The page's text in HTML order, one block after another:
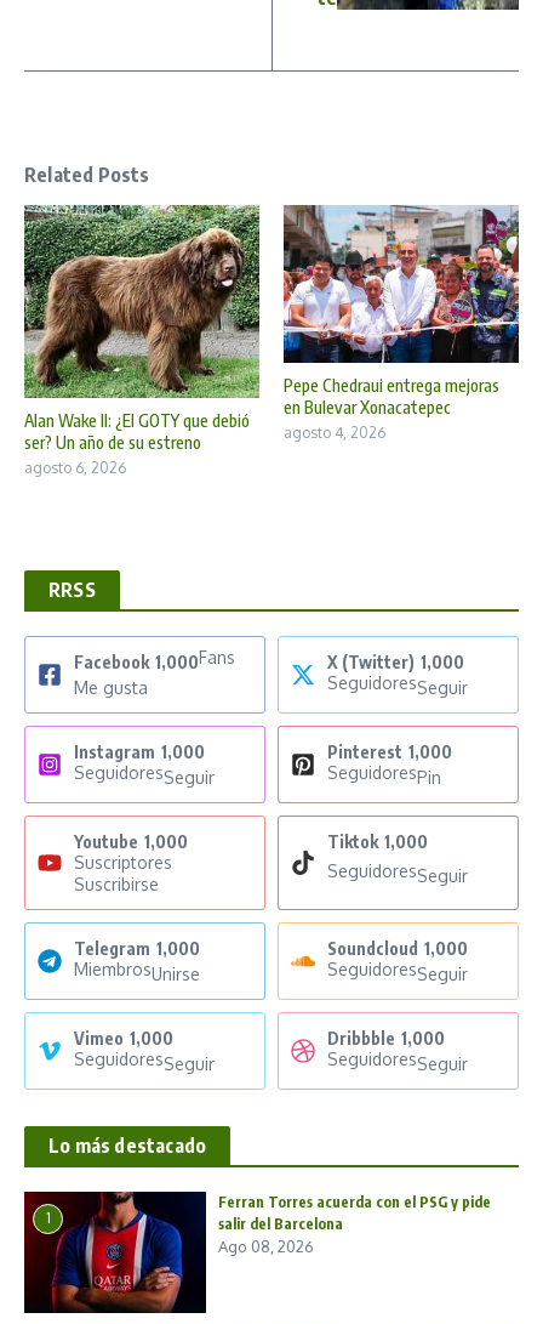
Related Posts
Alan Wake II: ¿El GOTY que debió
ser? Un año de su estreno
agosto 6, 2026
Pepe Chedraui entrega mejoras
en Bulevar Xonacatepec
agosto 4, 2026
RRSS
Facebook 1,000Fans
Me gusta
X (Twitter) 1,000
SeguidoresSeguir
Instagram 1,000
SeguidoresSeguir
Pinterest 1,000
SeguidoresPin
Youtube 1,000
Suscriptores
Suscribirse
Tiktok 1,000
SeguidoresSeguir
Telegram 1,000
MiembrosUnirse
Soundcloud 1,000
SeguidoresSeguir
Vimeo 1,000
SeguidoresSeguir
Dribbble 1,000
SeguidoresSeguir
Lo más destacado
1
Ferran Torres acuerda con el PSG y pide
salir del Barcelona
Ago 08, 2026